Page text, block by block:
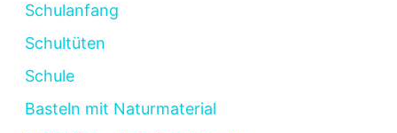
Schulanfang
Schultüten
Schule
Basteln mit Naturmaterial